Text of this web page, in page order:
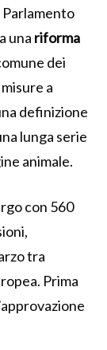
Parlamento
una riforma
dei
a
definizione
lunga serie
animale.
con 560
tra
Prima